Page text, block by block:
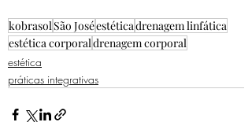
kobrasolSão Joséestéticadrenagem linfática
estética corporaldrenagem corporal
estética
práticas integrativas